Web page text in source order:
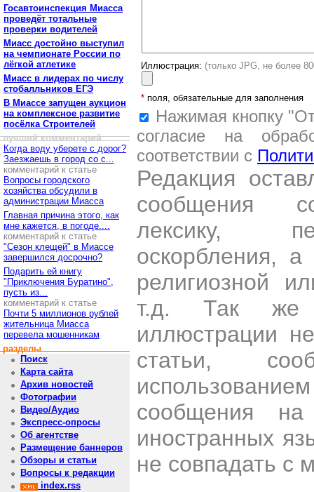
Госавтоинспекция Миасса
проведёт тотальные
проверки водителей
Миасс достойно выступил
на чемпионате России по
лёгкой атлетике
Миасс в лидерах по числу
стобалльников ЕГЭ
В Миассе запущен аукцион
на комплексное развитие
посёлка Строителей
лучший комментарий
Когда воду уберете с дорог?
Заезжаешь в город со с...
комментарий к статье
Вопросы городского
хозяйства обсудили в
администрации Миасса
Главная причина этого, как
мне кажется, в погоде....
комментарий к статье
"Сезон клещей" в Миассе
завершился досрочно?
Подарить ей книгу
"Приключения Буратино",
пусть из...
комментарий к статье
Почти 5 миллионов рублей
жительница Миасса
перевела мошенникам
разделы
Поиск
Карта сайта
Архив новостей
Фотографии
Видео/Аудио
Экспресс-опросы
Об агентстве
Размещение баннеров
Обзоры и статьи
Вопросы к редакции
index.rss
Иллюстрация: (только JPG, не более
* поля, обязательные для заполнения
Нажимая кнопку
согласие на
соответствии с
Редакция
сообщения
лексику,
оскорбления,
религиозной
т.д. Так же
иллюстрации
статьи,
сообщения
иностранных
не совпадать с